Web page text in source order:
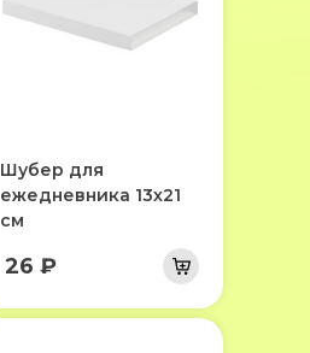
Шубер для
ежедневника 13х21
см
26 ₽